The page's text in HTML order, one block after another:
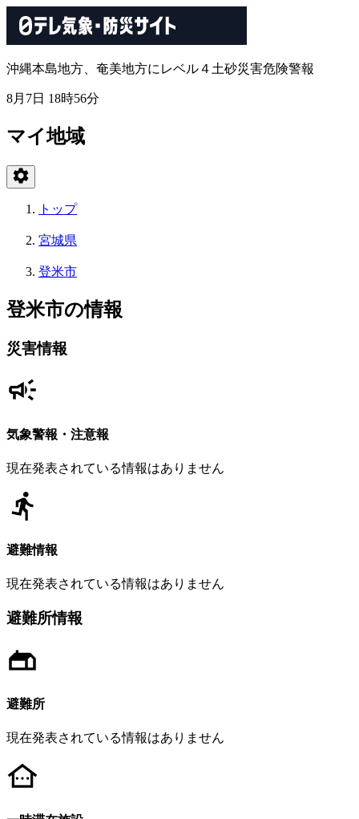
沖縄本島地方、奄美地方にレベル４土砂災害危険警報
8月7日 18時56分
マイ地域
トップ
宮城県
登米市
登米市の情報
災害情報
気象警報・注意報
現在発表されている情報はありません
避難情報
現在発表されている情報はありません
避難所情報
避難所
現在発表されている情報はありません